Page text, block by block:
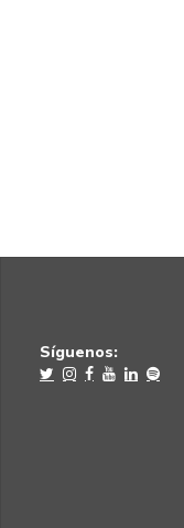
Síguenos: